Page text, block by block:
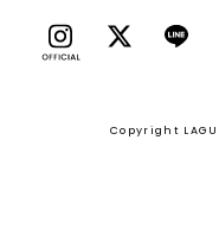
Copyright